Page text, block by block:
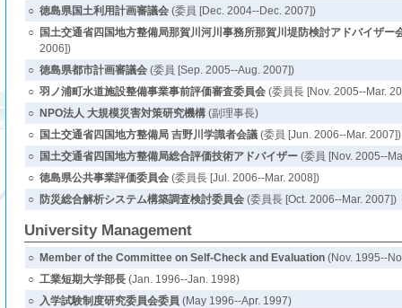
○ 徳島県国土利用計画審議会(委員 [Dec. 2004--Dec. 2007])
○
国土交通省四国地方整備局那賀川河川事務所那賀川堤防検討アドバイザー
2006])
○ 徳島県都市計画審議会(委員 [Sep. 2005--Aug. 2007])
○ 羽ノ浦町水道施設整備事業事前評価審査委員会(委員長 [Nov. 2005--Mar.
○
NPO法人 大規模災害対策研究機構(副理事長)
○
国土交通省四国地方整備局 吉野川学識者会議(委員 [Jun. 2006--Mar. 2007])
○
国土交通省四国地方整備局総合評価技術アドバイザー(委員 [Nov. 2005--
○ 徳島県公共事業評価委員会(委員長 [Jul. 2006--Mar. 2008])
○
防災総合解析システム構築調査検討委員会(委員長 [Oct. 2006--Mar. 2007])
University Management
○ Member of the Committee on Self-Check and Evaluation(Nov. 1995--
○ 工業短期大学部長(Jan. 1996--Jan. 1998)
○ 入学試験制度研究委員会委員 (May 1996--Apr. 1997)